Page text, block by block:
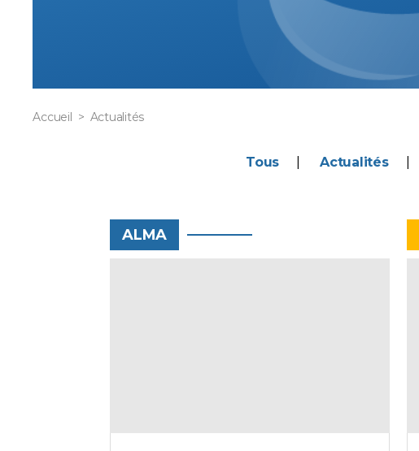
Accueil Actualités
Tous Actualités
ALMA